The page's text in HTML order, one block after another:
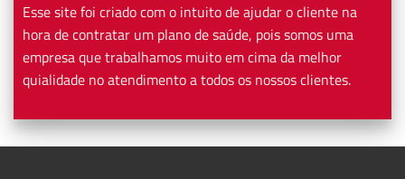
Esse site foi criado com o intuito de ajudar o cliente na
hora de contratar um plano de saúde, pois somos uma
empresa que trabalhamos muito em cima da melhor
quialidade no atendimento a todos os nossos clientes.